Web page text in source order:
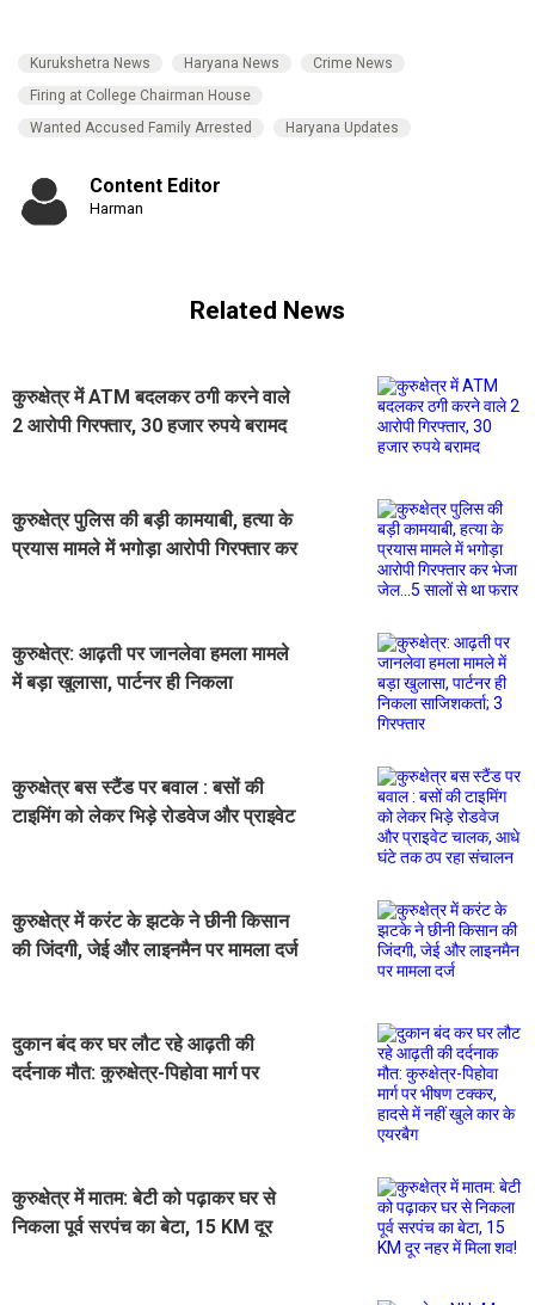
Kurukshetra News Haryana News
Crime News
Firing at College Chairman House
Wanted Accused Family Arrested
Haryana Updates
Content Editor
Harman
Related News
कुरुक्षेत्र में ATM बदलकर ठगी करने वाले
2 आरोपी गिरफ्तार, 30 हजार रुपये बरामद
कुरुक्षेत्र पुलिस की बड़ी कामयाबी, हत्या के
प्रयास मामले में भगोड़ा आरोपी गिरफ्तार कर
कुरुक्षेत्र: आढ़ती पर जानलेवा हमला मामले
में बड़ा खुलासा, पार्टनर ही निकला
कुरुक्षेत्र बस स्टैंड पर बवाल : बसों की
टाइमिंग को लेकर भिड़े रोडवेज और प्राइवेट
कुरुक्षेत्र में करंट के झटके ने छीनी किसान
की जिंदगी, जेई और लाइनमैन पर मामला दर्ज
दुकान बंद कर घर लौट रहे आढ़ती की
दर्दनाक मौत: कुरुक्षेत्र-पिहोवा मार्ग पर
कुरुक्षेत्र में मातम: बेटी को पढ़ाकर घर से
निकला पूर्व सरपंच का बेटा, 15 KM दूर